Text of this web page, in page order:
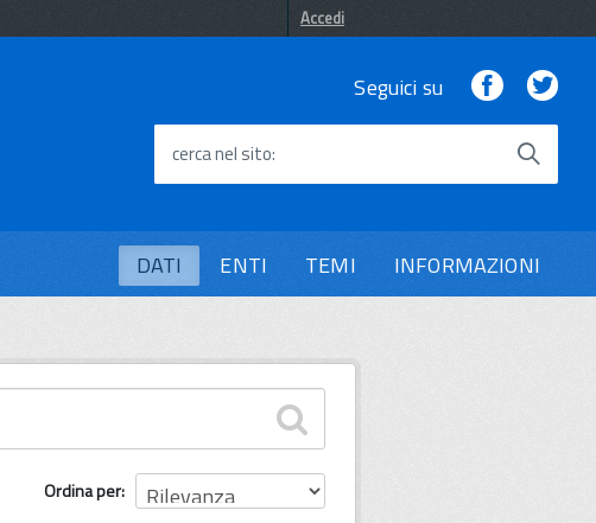
Accedi
Seguici su Facebook
cerca nel sito
DATI ENTI TEMI INFORMAZIONI
Ordina per